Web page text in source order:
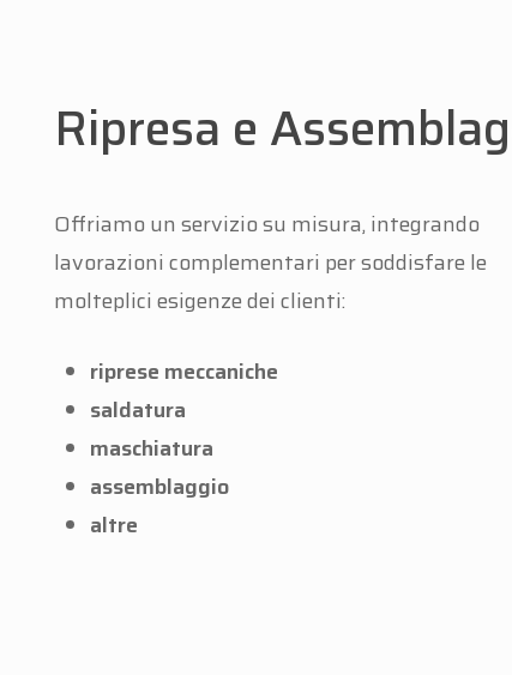
Ripresa e
Offriamo un servizio su misura, integrando
lavorazioni complementari per soddisfare le
molteplici esigenze dei clienti:
riprese meccaniche
saldatura
maschiatura
assemblaggio
altre